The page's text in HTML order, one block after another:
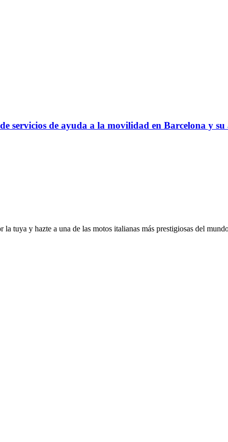
servicios de ayuda a la movilidad en Barcelona y
tuya y hazte a una de las motos italianas más prestigiosas del